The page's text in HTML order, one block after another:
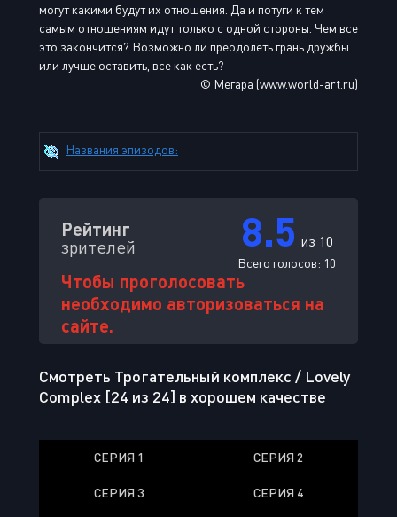
могут какими будут их отношения. Да и потуги к тем
самым отношениям идут только с одной стороны. Чем все
это закончится? Возможно ли преодолеть грань дружбы
или лучше оставить, все как есть?
© Мегара (www.world-art.ru)
Названия эпизодов:
Рейтинг
зрителей 8.5 из 10
Всего голосов: 10
Чтобы проголосовать
необходимо авторизоваться на
сайте.
Смотреть Трогательный комплекс / Lovely
Complex [24 из 24] в хорошем качестве
СЕРИЯ 1 СЕРИЯ 2
СЕРИЯ 3 СЕРИЯ 4